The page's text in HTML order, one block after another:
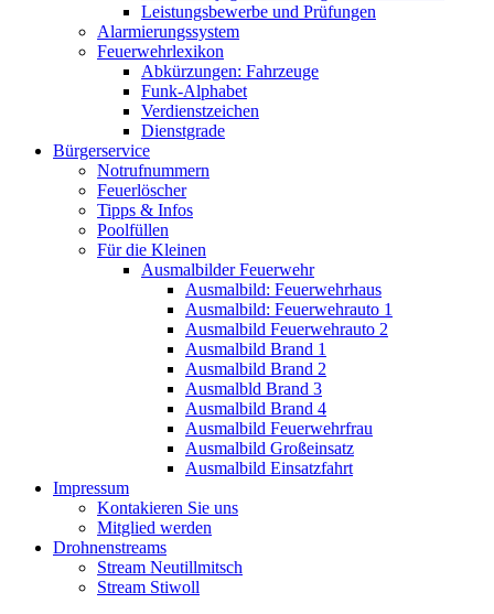
Leistungsbewerbe und Prüfungen
Alarmierungssystem
Feuerwehrlexikon
Abkürzungen: Fahrzeuge
Funk-Alphabet
Verdienstzeichen
Dienstgrade
Bürgerservice
Notrufnummern
Feuerlöscher
Tipps & Infos
Poolfüllen
Für die Kleinen
Ausmalbilder Feuerwehr
Ausmalbild: Feuerwehrhaus
Ausmalbild: Feuerwehrauto 1
Ausmalbild Feuerwehrauto 2
Ausmalbild Brand 1
Ausmalbild Brand 2
Ausmalbld Brand 3
Ausmalbild Brand 4
Ausmalbild Feuerwehrfrau
Ausmalbild Großeinsatz
Ausmalbild Einsatzfahrt
Impressum
Kontakieren Sie uns
Mitglied werden
Drohnenstreams
Stream Neutillmitsch
Stream Stiwoll